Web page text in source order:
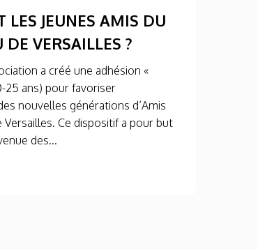
LES JEUNES AMIS DU
DE VERSAILLES ?
a créé une adhésion «
25 ans) pour favoriser
nouvelles générations d’Amis
Versailles. Ce dispositif a pour but
des...